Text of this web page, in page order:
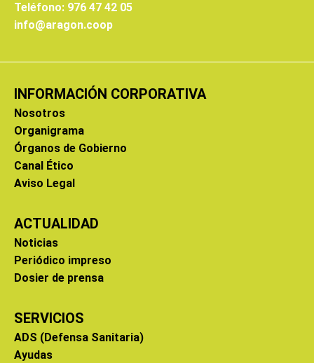
Teléfono: 976 47 42 05
info@aragon.coop
INFORMACIÓN CORPORATIVA
Nosotros
Organigrama
Órganos de Gobierno
Canal Ético
Aviso Legal
ACTUALIDAD
Noticias
Periódico impreso
Dosier de prensa
SERVICIOS
ADS (Defensa Sanitaria)
Ayudas